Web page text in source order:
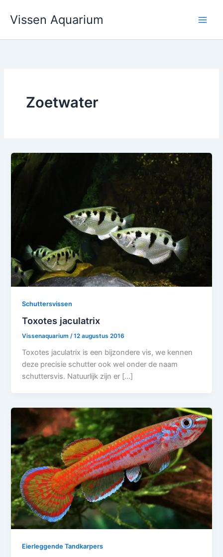
naar
inhoud
Vissen Aquarium
Zoetwater
Schuttersvissen
Toxotes jaculatrix
Vissenaquarium/12 augustus 2016
Toxotes jaculatrix is een bijzondere vis, we kennen
deze precisie schutter ook wel onder de naam
schuttersvis. Natuurlijk zijn er […]
Eierleggende Tandkarpers